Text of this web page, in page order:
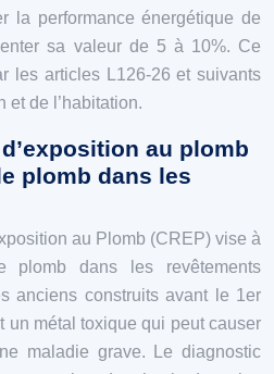
la performance énergétique de
sa valeur de 5 à 10%. Ce
les articles L126-26 et suivants
et de l’habitation.
au plomb
plomb dans les
au Plomb (CREP) vise à
plomb dans les revêtements
anciens construits avant le 1er
un métal toxique qui peut causer
maladie grave. Le diagnostic